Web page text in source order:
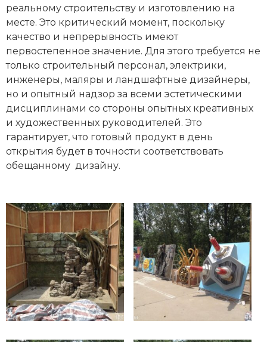
реальному строительству и изготовлению на
месте. Это критический момент, поскольку
качество и непрерывность имеют
первостепенное значение. Для этого требуется не
только строительный персонал, электрики,
инженеры, маляры и ландшафтные дизайнеры,
но и опытный надзор за всеми эстетическими
дисциплинами со стороны опытных креативных
и художественных руководителей. Это
гарантирует, что готовый продукт в день
открытия будет в точности соответствовать
обещанному дизайну.